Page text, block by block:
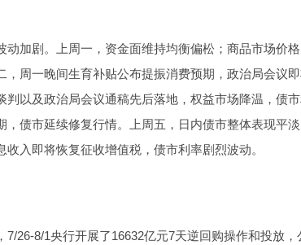
动加剧。上周一，资金面维持均衡偏松；商品市场价
，周一晚间生育补贴公布提振消费预期，政治局会议
判以及政治局会议通稿先后落地，权益市场降温，债
，债市延续修复行情。上周五，日内债市整体表现平
收入即将恢复征收增值税，债市利率剧烈波动。
7/26-8/1央行开展了16632亿元7天逆回购操作和投放